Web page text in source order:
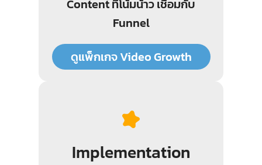
Content ที่โน้มน้าว เชื่อมกับ
Funnel
ดูแพ็กเกจ Video Growth
Implementation